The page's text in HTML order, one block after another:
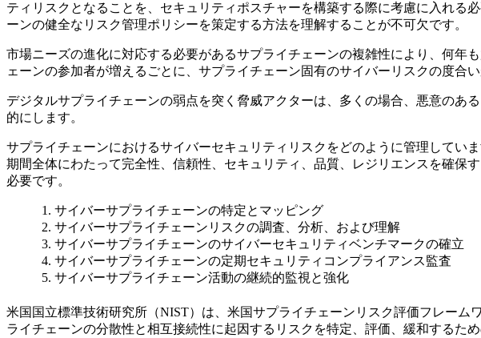
ティリスクとなることを、セキュリティポスチャーを構築する際に考慮に入れる
ーンの健全なリスク管理ポリシーを策定する方法を理解することが不可欠です。
市場ニーズの進化に対応する必要があるサプライチェーンの複雑性により、何年
ェーンの参加者が増えるごとに、サプライチェーン固有のサイバーリスクの度合い
デジタルサプライチェーンの弱点を突く脅威アクターは、多くの場合、悪意の
的にします。
サプライチェーンにおけるサイバーセキュリティリスクをどのように管理してい
期間全体にわたって完全性、信頼性、セキュリティ、品質、レジリエンスを確保
必要です。
サイバーサプライチェーンの特定とマッピング
サイバーサプライチェーンリスクの調査、分析、および理解
サイバーサプライチェーンのサイバーセキュリティベンチマークの確立
サイバーサプライチェーンの定期セキュリティコンプライアンス監査
サイバーサプライチェーン活動の継続的監視と強化
米国国立標準技術研究所（NIST）は、米国サプライチェーンリスク評価フレー
ライチェーンの分散性と相互接続性に起因するリスクを特定、評価、緩和するた